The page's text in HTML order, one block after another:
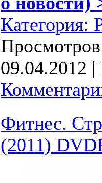
Категория:
09.04.2012 |
Фитнес.
(2011)